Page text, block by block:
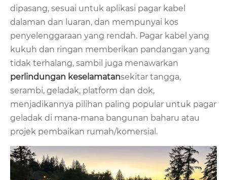
dipasang, sesuai untuk aplikasi pagar kabel
dalaman dan luaran, dan mempunyai kos
penyelenggaraan yang rendah. Pagar kabel yang
kukuh dan ringan memberikan pandangan yang
tidak terhalang, sambil juga menawarkan
perlindungan keselamatansekitar tangga,
serambi, geladak, platform dan dok,
menjadikannya pilihan paling popular untuk pagar
geladak di mana-mana bangunan baharu atau
projek pembaikan rumah/komersial.